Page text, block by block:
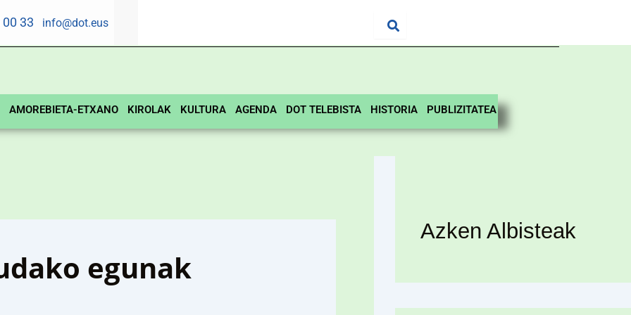
00 33 info@dot.eus
AMOREBIETA-ETXANO KIROLAK KULTURA AGENDA DOT TELEBISTA HISTORIA PUBLIZITATEA
egunak
Azken Albisteak